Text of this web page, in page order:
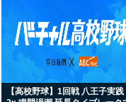
【高校野球】1回戦 八王子実践